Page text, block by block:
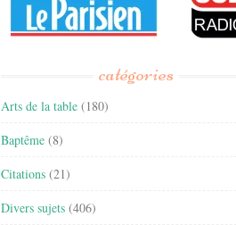
catégories
Arts de la table (180)
Baptême (8)
Citations (21)
Divers sujets (406)